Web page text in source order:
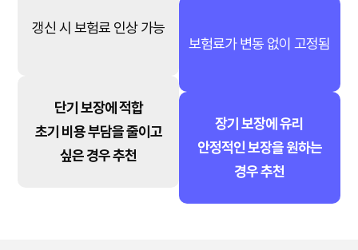
갱신 시 보험료 인상 가능
단기 보장에 적합
초기 비용 부담을 줄이고
싶은 경우 추천
보험료가 변동 없이 고정됨
장기 보장에 유리
안정적인 보장을 원하는
경우 추천